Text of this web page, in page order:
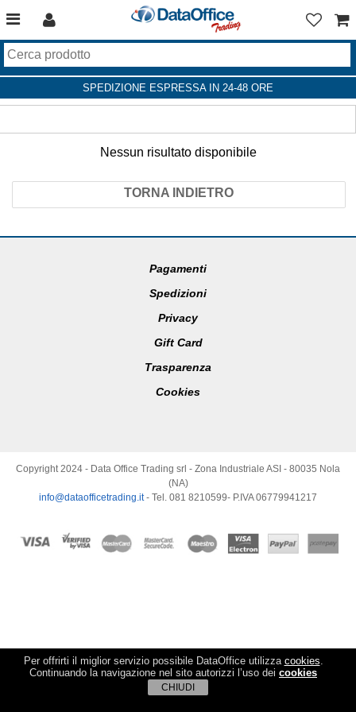
Per offrirti il miglior servizio possibile DataOffice utilizza cookies.
Continuando la navigazione nel sito autorizzi l’uso dei cookies
CHIUDI
SPEDIZIONE ESPRESSA IN 24-48 ORE
Nessun risultato disponibile
TORNA INDIETRO
Pagamenti
Spedizioni
Privacy
Gift Card
Trasparenza
Cookies
Copyright 2024 - Data Office Trading srl - Zona Industriale ASI - 80035 Nola
(NA)
info@dataofficetrading.it- Tel. 081 8210599- P.IVA 06779941217